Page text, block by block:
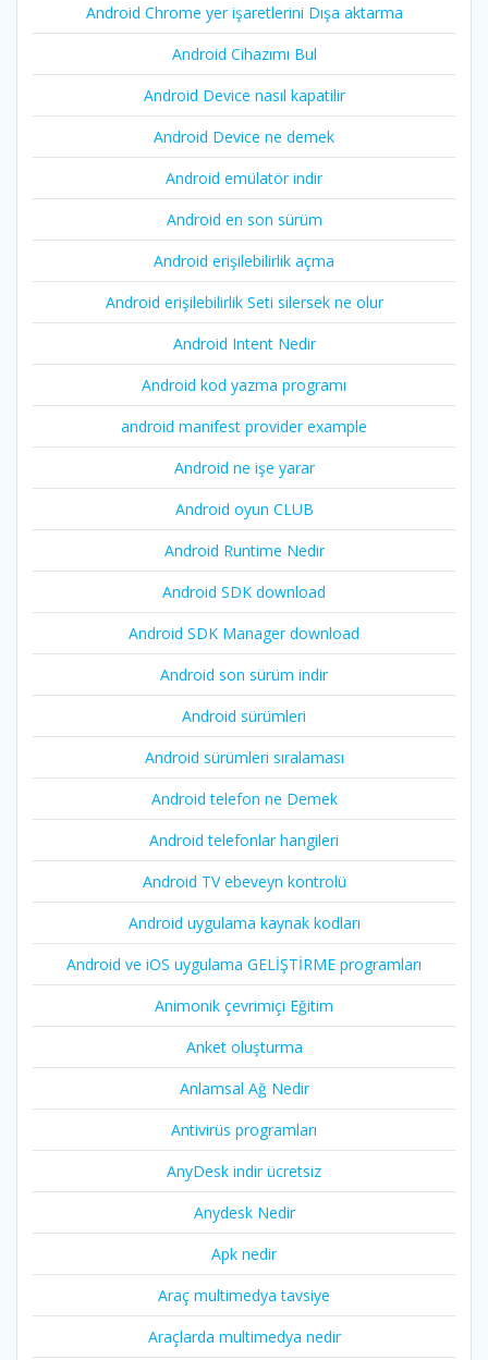
Android Chrome yer işaretlerini Dışa aktarma
Android Cihazımı Bul
Android Device nasıl kapatilir
Android Device ne demek
Android emülatör indir
Android en son sürüm
Android erişilebilirlik açma
Android erişilebilirlik Seti silersek ne olur
Android Intent Nedir
Android kod yazma programı
android manifest provider example
Android ne işe yarar
Android oyun CLUB
Android Runtime Nedir
Android SDK download
Android SDK Manager download
Android son sürüm indir
Android sürümleri
Android sürümleri sıralaması
Android telefon ne Demek
Android telefonlar hangileri
Android TV ebeveyn kontrolü
Android uygulama kaynak kodları
Android ve iOS uygulama GELİŞTİRME programları
Animonik çevrimiçi Eğitim
Anket oluşturma
Anlamsal Ağ Nedir
Antivirüs programları
AnyDesk indir ücretsiz
Anydesk Nedir
Apk nedir
Araç multimedya tavsiye
Araçlarda multimedya nedir